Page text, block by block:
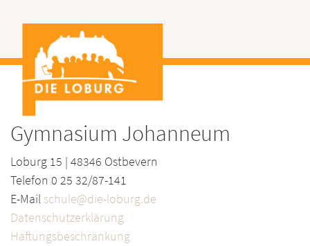
Gymnasium Johanneum
Loburg 15 | 48346 Ostbevern
Telefon 0 25 32/87-141
E-Mail schule@die-loburg.de
Datenschutzerklärung
Haftungsbeschränkung